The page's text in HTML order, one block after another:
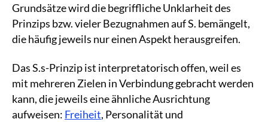
Grundsätze wird die begriffliche Unklarheit des
Prinzips bzw. vieler Bezugnahmen auf S. bemängelt,
die häufig jeweils nur einen Aspekt herausgreifen.
Das S.s-Prinzip ist interpretatorisch offen, weil es
mit mehreren Zielen in Verbindung gebracht werden
kann, die jeweils eine ähnliche Ausrichtung
aufweisen: Freiheit, Personalität und